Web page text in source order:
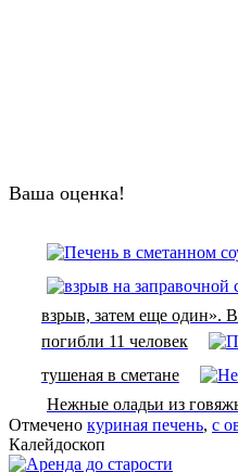
Ваша оценка!
взрыв, затем еще один».
погибли 11 человек
тушеная в сметане
Нежные оладьи из
Отмечено куриная печень, с
Калейдоскоп